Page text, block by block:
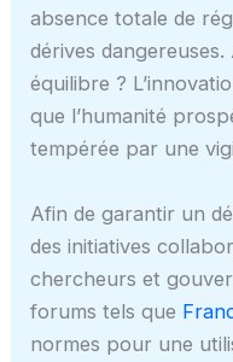
absence totale de
dérives
équilibre ?
que l’humanité
tempérée par une
Afin de garantir un
des initiatives
chercheurs et
forums tels que
normes pour une